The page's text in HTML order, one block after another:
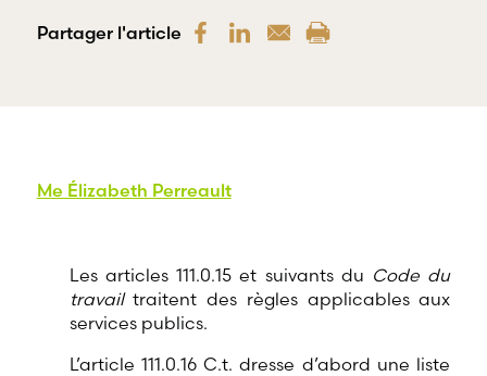
offre une
gamme
reliés au droit
RBD Avocats offre
Partager l'article
Me Élizabeth Perreault
Les articles 111.0.15 et suivants du Code du
travailtraitent des règles applicables aux
services publics.
L’article 111.0.16 C.t. dresse d’abord une liste